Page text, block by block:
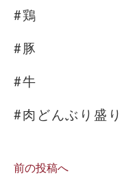
#鶏
#豚
#牛
#肉どんぶり盛り
前の投稿へ